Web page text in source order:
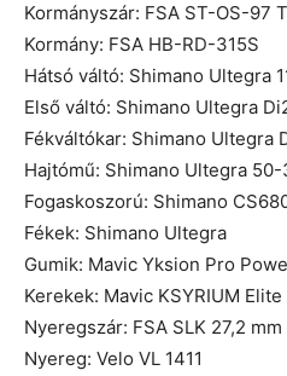
Kormányszár: FSA ST-OS-97
Kormány: FSA HB-RD-315S
Hátsó váltó: Shimano Ultegra
Első váltó: Shimano Ultegra
Fékváltókar: Shimano Ultegra
Hajtómű: Shimano Ultegra
Fogaskoszorú: Shimano
Fékek: Shimano Ultegra
Gumik: Mavic Yksion Pro
Kerekek: Mavic KSYRIUM Elite
Nyeregszár: FSA SLK 27,2 mm
Nyereg: Velo VL 1411